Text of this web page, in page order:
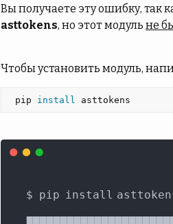
Вы получаете эту ошибку, так
asttokens, но этот модуль не
Чтобы установить модуль,
pip install asttokens